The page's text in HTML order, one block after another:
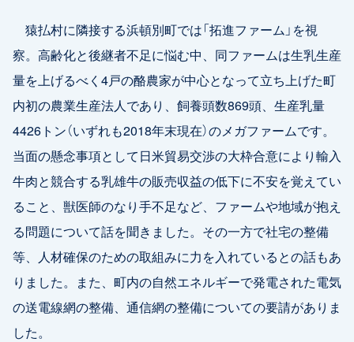
猿払村に隣接する浜頓別町では「拓進ファーム」を視
察。高齢化と後継者不足に悩む中、同ファームは生乳生産
量を上げるべく4戸の酪農家が中心となって立ち上げた町
内初の農業生産法人であり、飼養頭数869頭、生産乳量
4426トン（いずれも2018年末現在）のメガファームです。
当面の懸念事項として日米貿易交渉の大枠合意により輸入
牛肉と競合する乳雄牛の販売収益の低下に不安を覚えてい
ること、獣医師のなり手不足など、ファームや地域が抱え
る問題について話を聞きました。その一方で社宅の整備
等、人材確保のための取組みに力を入れているとの話もあ
りました。また、町内の自然エネルギーで発電された電気
の送電線網の整備、通信網の整備についての要請がありま
した。